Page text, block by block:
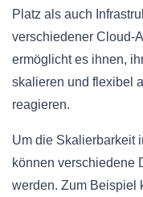
Platz als auch
verschiedener Cloud-
ermöglicht es ihnen,
skalieren und flexibel
reagieren.
Um die Skalierbarkeit
können verschiedene
werden. Zum Beispiel